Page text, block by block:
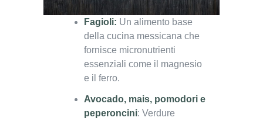
Fagioli: Un alimento base
della cucina messicana che
fornisce micronutrienti
essenziali come il magnesio
e il ferro.
Avocado, mais, pomodori e
peperoncini: Verdure